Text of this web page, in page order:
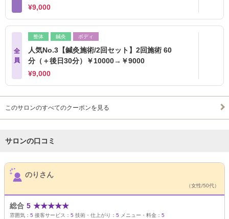
¥9,000
全
員
整体 鍼灸 ボディ
人気No.3【鍼灸施術/2回セット】2回施術 60
分（＋後日30分）￥10000→￥9000
¥9,000
このサロンのすべてのクーポンを見る
サロンの口コミ
サロンPick Up
のりさん
（女性/50代）
総合 5 ★★★★★
雰囲気： 5 接客サービス： 5 技術・仕上がり： 5 メニュー・料金： 5